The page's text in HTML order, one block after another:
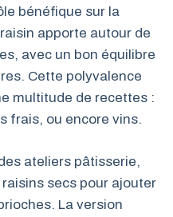
bénéfique sur la
apporte autour de
avec un bon équilibre
Cette polyvalence
multitude de recettes :
frais, ou encore vins.
ateliers pâtisserie,
secs pour ajouter
La version